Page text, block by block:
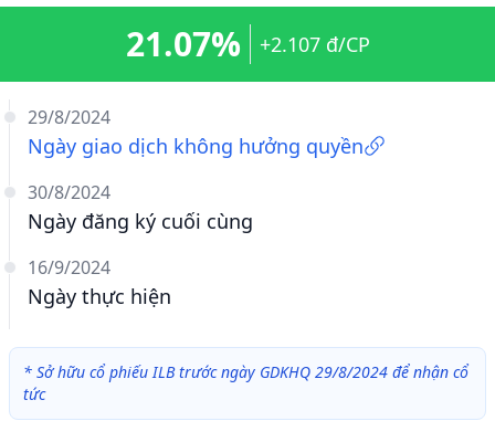
29/8/2024
Ngày giao dịch không hưởng quyền
30/8/2024
Ngày đăng ký cuối cùng
16/9/2024
Ngày thực hiện
21.07% +2.107 đ/CP
* Sở hữu cổ phiếu ILB trước ngày GDKHQ 29/8/2024 để nhận cổ
tức